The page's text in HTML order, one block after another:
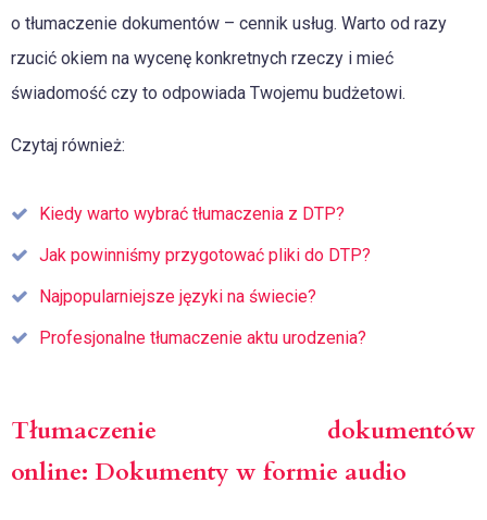
o tłumaczenie dokumentów – cennik usług. Warto od razy
rzucić okiem na wycenę konkretnych rzeczy i mieć
świadomość czy to odpowiada Twojemu budżetowi.
Czytaj również:
Kiedy warto wybrać tłumaczenia z DTP?
Jak powinniśmy przygotować pliki do DTP?
Najpopularniejsze języki na świecie?
Profesjonalne tłumaczenie aktu urodzenia?
Tłumaczenie dokumentów
online: Dokumenty w formie audio